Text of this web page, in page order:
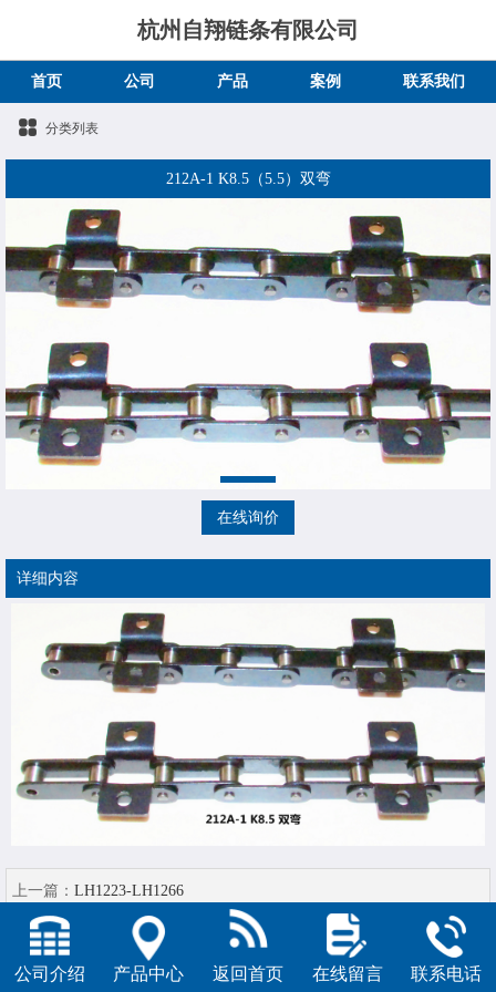
杭州自翔链条有限公司
首页 公司 产品 案例 联系我们
分类列表
212A-1 K8.5（5.5）双弯
在线询价
详细内容
上一篇： LH1223-LH1266
下一篇：
212A-1 K2双弯
公司介绍 产品中心 返回首页 在线留言 联系电话